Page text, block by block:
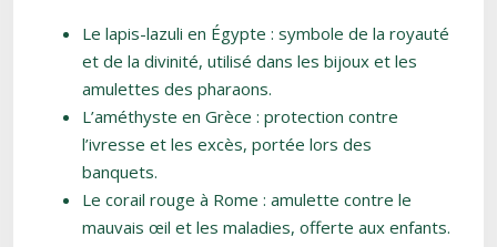
Le lapis-lazuli en Égypte : symbole de la royauté
et de la divinité, utilisé dans les bijoux et les
amulettes des pharaons.
L’améthyste en Grèce : protection contre
l’ivresse et les excès, portée lors des
banquets.
Le corail rouge à Rome : amulette contre le
mauvais œil et les maladies, offerte aux enfants.